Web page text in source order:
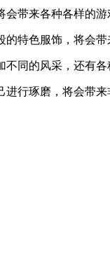
带来各种各样的游
特色服饰，将会带
同的风采，还有各
行琢磨，将会带来